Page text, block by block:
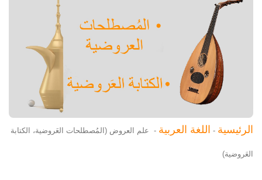
الرئيسية - اللغة العربية - علم العروض (المُصطلحات العَروضية، الكتابة
العَروضية)